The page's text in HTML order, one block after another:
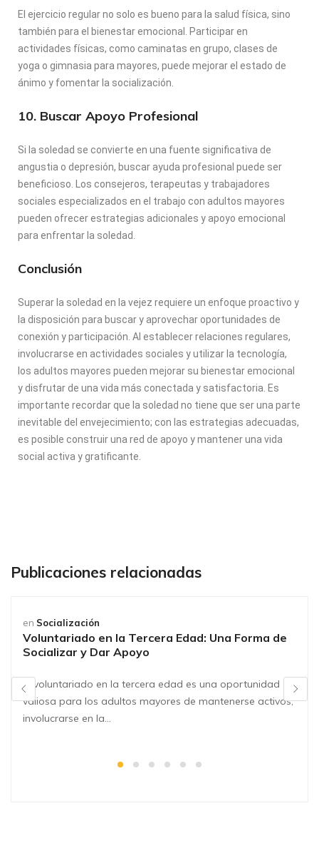
El ejercicio regular no solo es bueno para la salud física, sino
también para el bienestar emocional. Participar en
actividades físicas, como caminatas en grupo, clases de
yoga o gimnasia para mayores, puede mejorar el estado de
ánimo y fomentar la socialización.
10. Buscar Apoyo Profesional
Si la soledad se convierte en una fuente significativa de
angustia o depresión, buscar ayuda profesional puede ser
beneficioso. Los consejeros, terapeutas y trabajadores
sociales especializados en el trabajo con adultos mayores
pueden ofrecer estrategias adicionales y apoyo emocional
para enfrentar la soledad.
Conclusión
Superar la soledad en la vejez requiere un enfoque proactivo y
la disposición para buscar y aprovechar oportunidades de
conexión y participación. Al establecer relaciones regulares,
involucrarse en actividades sociales y utilizar la tecnología,
los adultos mayores pueden mejorar su bienestar emocional
y disfrutar de una vida más conectada y satisfactoria. Es
importante recordar que la soledad no tiene que ser una parte
inevitable del envejecimiento; con las estrategias adecuadas,
es posible construir una red de apoyo y mantener una vida
social activa y gratificante.
Publicaciones relacionadas
en Socialización
Voluntariado en la Tercera Edad: Una Forma de
Socializar y Dar Apoyo
El voluntariado en la tercera edad es una oportunidad
valiosa para los adultos mayores de mantenerse activos,
involucrarse en la…